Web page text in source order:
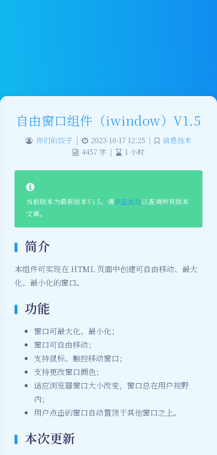
自由窗口组件（iwindow）V1.5
你们的饺子 | 2023-10-17 12:25 |
信息技术
4457 字 | 1 小时
当前版本为最新版本V1.5。请点击此处以查询所有版本
文章。
简介
本组件可实现在 HTML 页面中创建可自由移动、最大
化、最小化的窗口。
功能
窗口可最大化、最小化；
窗口可自由移动；
支持鼠标、触控移动窗口；
支持更改窗口颜色；
适应浏览器窗口大小改变，窗口总在用户视野
内；
用户点击的窗口自动置顶于其他窗口之上。
本次更新